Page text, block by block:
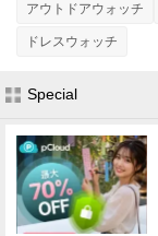
アウトドアウォッチ
ドレスウォッチ
Special